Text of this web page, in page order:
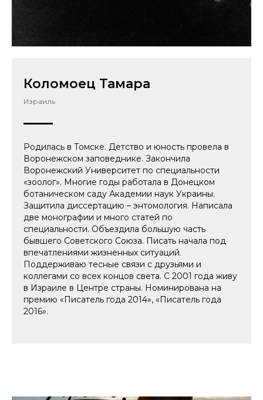
Коломоец Тамара
Израиль
Родилась в Томске. Детство и юность провела в
Воронежском заповеднике. Закончила
Воронежский Университет по специальности
«зоолог». Многие годы работала в Донецком
ботаническом саду Академии наук Украины.
Защитила диссертацию – энтомология. Написала
две монографии и много статей по
специальности. Объездила большую часть
бывшего Советского Союза. Писать начала под
впечатлениями жизненных ситуаций.
Поддерживаю тесные связи с друзьями и
коллегами со всех концов света. С 2001 года живу
в Израиле в Центре страны. Номинирована на
премию «Писатель года 2014», «Писатель года
2016».